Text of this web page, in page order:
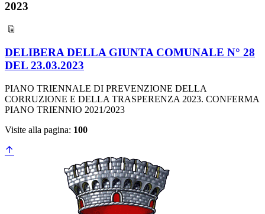
2023
DELIBERA DELLA GIUNTA COMUNALE N° 28
DEL 23.03.2023
PIANO TRIENNALE DI PREVENZIONE DELLA
CORRUZIONE E DELLA TRASPERENZA 2023. CONFERMA
PIANO TRIENNIO 2021/2023
Visite alla pagina: 100